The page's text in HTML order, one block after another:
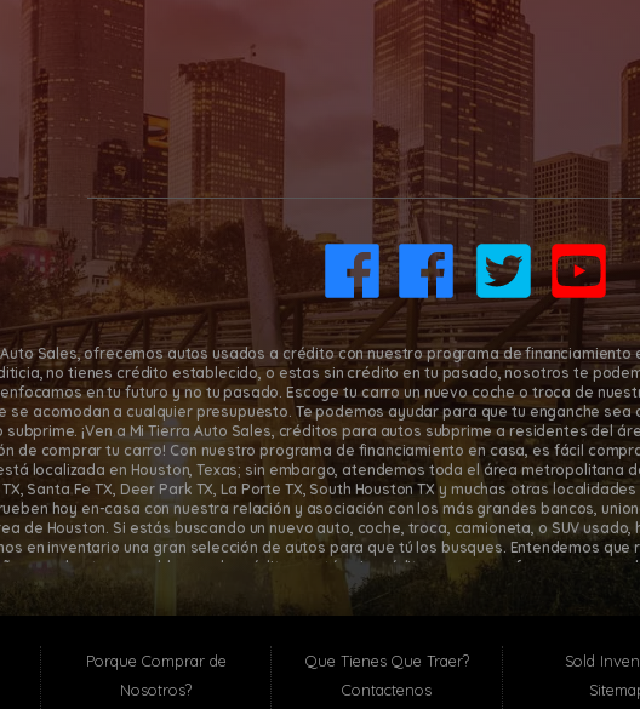
Auto Sales
Gulf Fwy., Houston, TX
77017
(832) 266-1645
Mi Tierra Auto Sales II
4545 Spencer Hwy., Pasadena,
TX 77504
(832) 266-1645
Auto Sales, ofrecemos autos usados a crédito con nuestro programa de
no tienes crédito establecido, o estas sin crédito en tu pasado, nosotros te
en tu futuro y no tu pasado. Escoge tu carro un nuevo coche o troca de
se acomodan a cualquier presupuesto. Te podemos ayudar para que tu enganche
subprime. ¡Ven a Mi Tierra Auto Sales, créditos para autos subprime a residentes del
de comprar tu carro! Con nuestro programa de financiamiento en casa, es fácil
localizada en Houston, Texas; sin embargo, atendemos toda el área metropolitana
Santa Fe TX, Deer Park TX, La Porte TX, South Houston TX y muchas otras
hoy en-casa con nuestra relación y asociación con los más grandes bancos,
de Houston. Si estás buscando un nuevo auto, coche, troca, camioneta, o SUV
en inventario una gran selección de autos para que tú los busques. Entendemos
pueden tener problemas de crédito o están sin crédito, y por eso ofrecemos una
¡Llena una aplicación en línea hoy para preaprobación de auto usado o llama hoy!
Porque Comprar de
Nosotros?
Que Tienes Que Traer?
Contactenos
Sold